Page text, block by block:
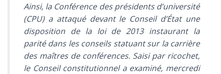
Ainsi, la Conférence des présidents d’université
(CPU) a attaqué devant le Conseil d’État une
disposition de la loi de 2013 instaurant la
parité dans les conseils statuant sur la carrière
des maîtres de conférences. Saisi par ricochet,
le Conseil constitutionnel a examiné, mercredi